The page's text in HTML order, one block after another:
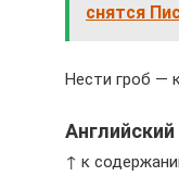
снятся
Нести гроб — к
↑ к